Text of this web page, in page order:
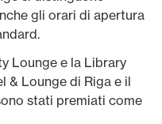
gli orari di apertura
Lounge e la Library
& Lounge di Riga e il
stati premiati come